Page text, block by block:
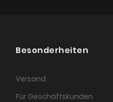
Besonderheiten
Versand
Für Geschäftskunden